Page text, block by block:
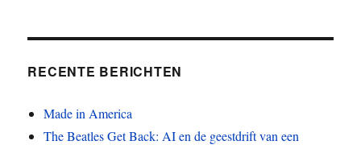
RECENTE BERICHTEN
Made in America
The Beatles Get Back: AI en de geestdrift van een